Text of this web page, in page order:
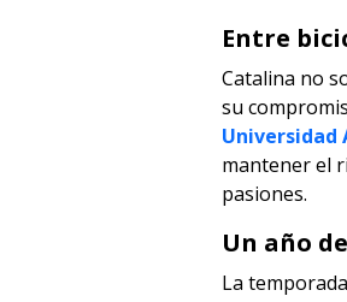
Entre
Catalina no
su
Universidad
mantener el
pasiones.
Un año
La